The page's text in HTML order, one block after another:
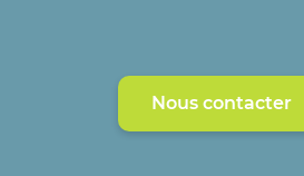
Nous contacter